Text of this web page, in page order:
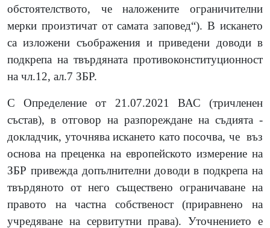
обстоятелството, че наложените ограничителни
мерки произтичат от самата заповед“). В искането
са изложени съображения и приведени доводи в
подкрепа на твърдяната противоконституционност
на чл.12, ал.7 ЗБР.
С Определение от 21.07.2021 ВАС (тричленен
състав), в отговор на разпореждане на съдията -
докладчик, уточнява искането като посочва, че въз
основа на преценка на европейското измерение на
ЗБР привежда допълнителни доводи в подкрепа на
твърдяното от него съществено ограничаване на
правото на частна собственост (приравнено на
учредяване на сервитутни права). Уточнението е